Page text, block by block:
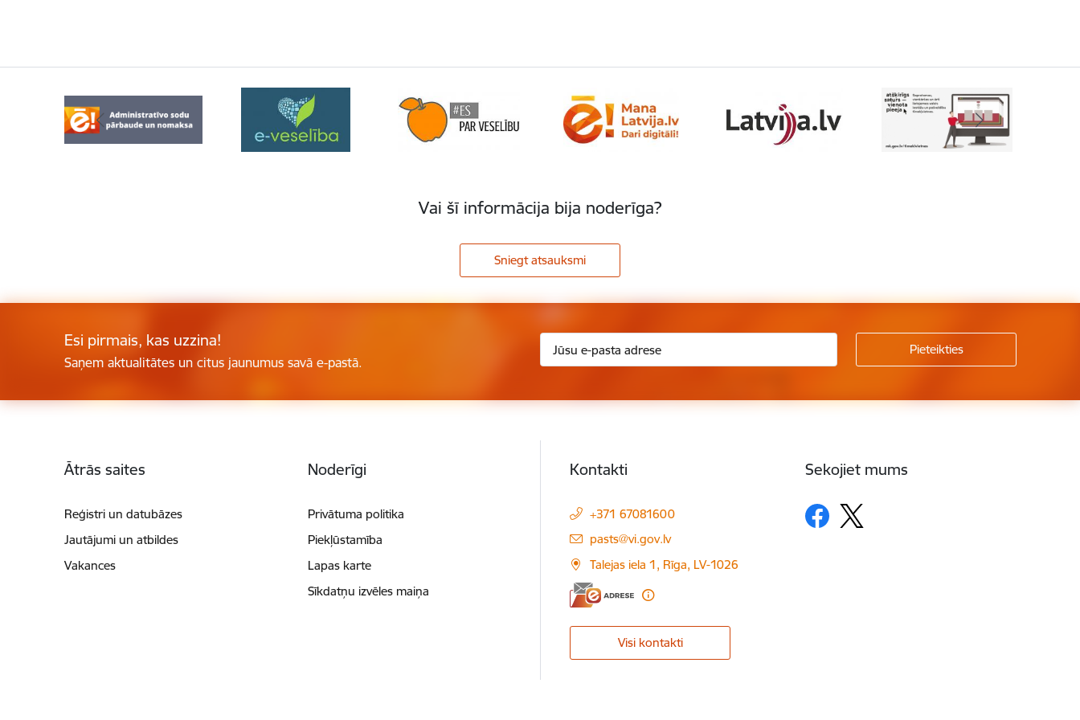
Vai šī informācija bija noderīga?
Sniegt atsauksmi
Esi pirmais, kas uzzina!
Saņem aktualitātes un citus jaunumus savā e-pastā.
Ātrās saites
Reģistri un datubāzes
Jautājumi un atbildes
Vakances
Noderīgi
Privātuma politika
Piekļūstamība
Lapas karte
Sīkdatņu izvēles maiņa
Kontakti
+371 67081600
E-pasts:
pasts@vi.gov.lv
Talejas iela 1, Rīga, LV-1026
Visi kontakti
Sekojiet mums